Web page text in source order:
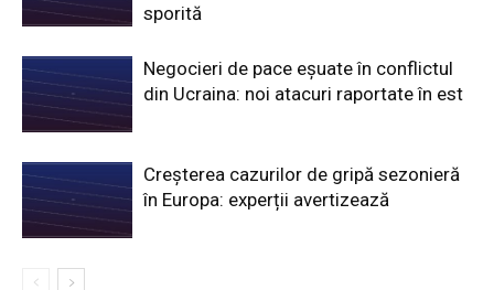
sporită
Negocieri de pace eșuate în conflictul
din Ucraina: noi atacuri raportate în est
Creșterea cazurilor de gripă sezonieră
în Europa: experții avertizează